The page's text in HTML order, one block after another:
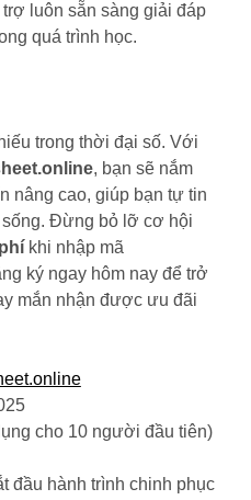
luôn sẵn sàng giải đáp
quá trình học.
trong thời đại số. Với
, bạn sẽ nắm
nâng cao, giúp bạn tự tin
sống. Đừng bỏ lỡ cơ hội
khi nhập mã
ký ngay hôm nay để trở
mắn nhận được ưu đãi
cho 10 người đầu tiên)
đầu hành trình chinh phục